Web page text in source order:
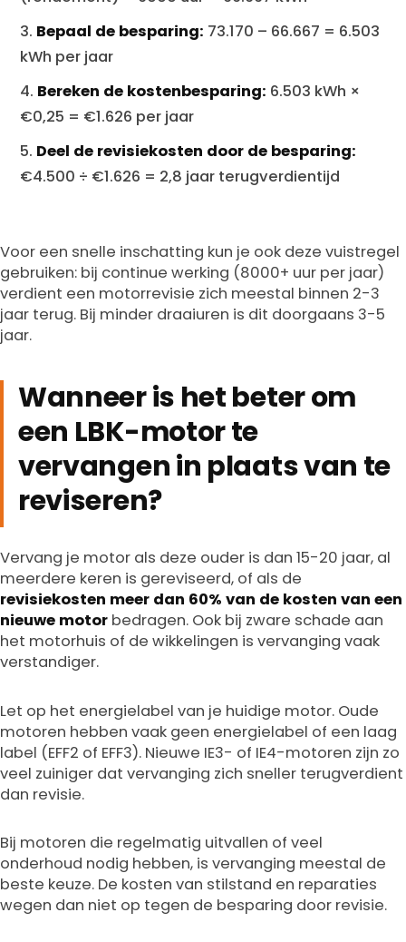
Bepaal de besparing: 73.170 – 66.667 = 6.503
kWh per jaar
Bereken de kostenbesparing: 6.503 kWh ×
€0,25 = €1.626 per jaar
Deel de revisiekosten door de besparing:
€4.500 ÷ €1.626 = 2,8 jaar terugverdientijd
Voor een snelle inschatting kun je ook deze vuistregel
gebruiken: bij continue werking (8000+ uur per jaar)
verdient een motorrevisie zich meestal binnen 2-3
jaar terug. Bij minder draaiuren is dit doorgaans 3-5
jaar.
Wanneer is het beter om
een LBK-motor te
vervangen in plaats van te
reviseren?
Vervang je motor als deze ouder is dan 15-20 jaar, al
meerdere keren is gereviseerd, of als de
revisiekosten meer dan 60% van de kosten van een
nieuwe motor bedragen. Ook bij zware schade aan
het motorhuis of de wikkelingen is vervanging vaak
verstandiger.
Let op het energielabel van je huidige motor. Oude
motoren hebben vaak geen energielabel of een laag
label (EFF2 of EFF3). Nieuwe IE3- of IE4-motoren zijn zo
veel zuiniger dat vervanging zich sneller terugverdient
dan revisie.
Bij motoren die regelmatig uitvallen of veel
onderhoud nodig hebben, is vervanging meestal de
beste keuze. De kosten van stilstand en reparaties
wegen dan niet op tegen de besparing door revisie.